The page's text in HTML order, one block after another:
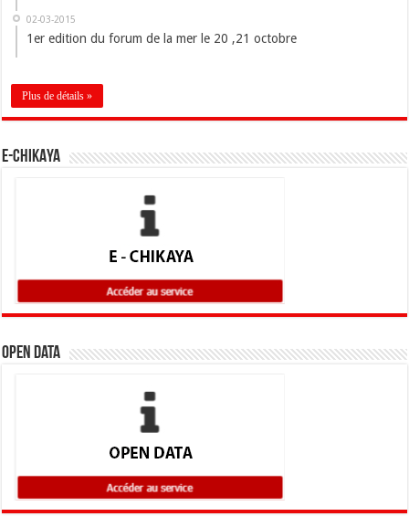
02-03-2015
1er edition du forum de la mer le 20 ,21 octobre
Plus de détails »
E-CHIKAYA
Open Data